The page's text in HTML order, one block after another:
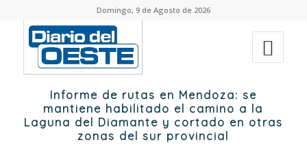
Domingo, 9 de Agosto de 2026
Informe de rutas en Mendoza: se
mantiene habilitado el camino a la
Laguna del Diamante y cortado en otras
zonas del sur provincial